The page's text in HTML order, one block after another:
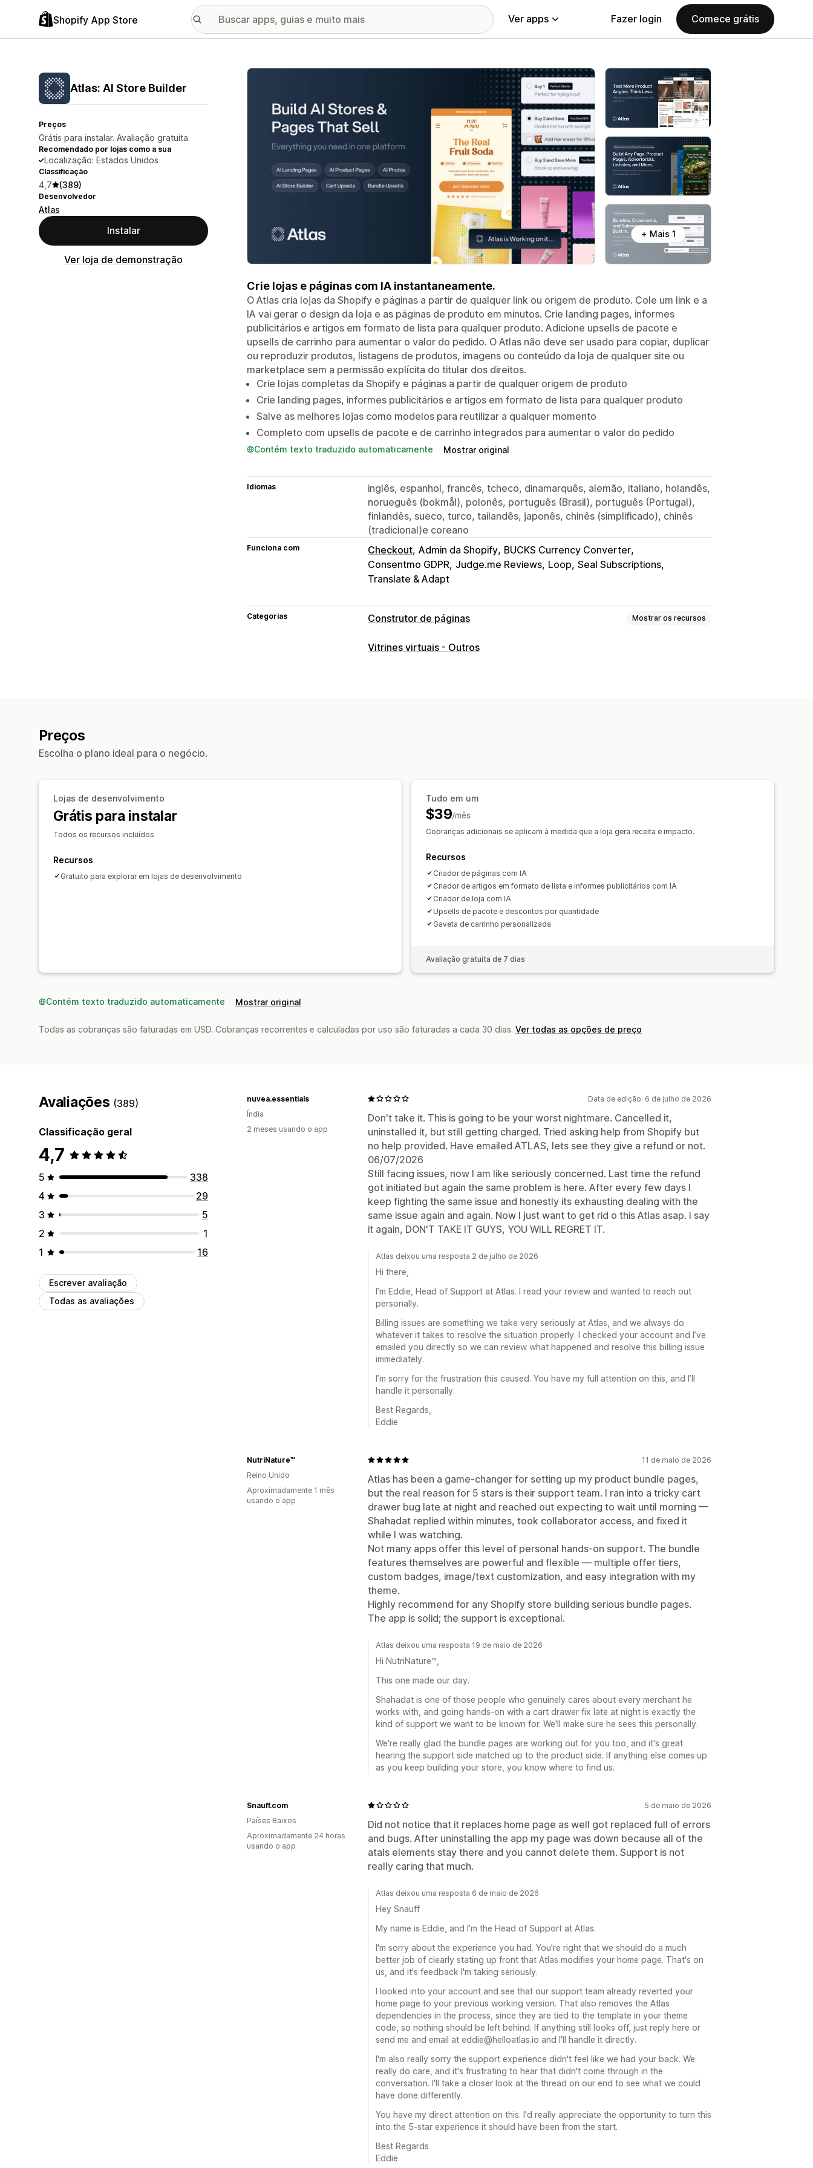
Shopify App Store Ver apps Fazer login Comece grátis
Atlas: AI Store Builder
Preços
Grátis para instalar. Avaliação gratuita.
Recomendado por lojas como a sua
Localização: Estados Unidos
Classificação
4,7 (389)
Desenvolvedor
Atlas
Instalar
Ver loja de demonstração
Galeria de imagens em destaque
+ Mais 1
Crie lojas e páginas com IA instantaneamente.
O Atlas cria lojas da Shopify e páginas a partir de qualquer link ou origem de produto. Cole um link e a
IA vai gerar o design da loja e as páginas de produto em minutos. Crie landing pages, informes
publicitários e artigos em formato de lista para qualquer produto. Adicione upsells de pacote e
upsells de carrinho para aumentar o valor do pedido. O Atlas não deve ser usado para copiar, duplicar
ou reproduzir produtos, listagens de produtos, imagens ou conteúdo da loja de qualquer site ou
marketplace sem a permissão explícita do titular dos direitos.
Crie lojas completas da Shopify e páginas a partir de qualquer origem de produto
Crie landing pages, informes publicitários e artigos em formato de lista para qualquer produto
Salve as melhores lojas como modelos para reutilizar a qualquer momento
Completo com upsells de pacote e de carrinho integrados para aumentar o valor do pedido
Contém texto traduzido automaticamente Mostrar original
Idiomas
inglês, espanhol, francês, tcheco, dinamarquês, alemão, italiano, holandês,
norueguês (bokmål), polonês, português (Brasil), português (Portugal),
finlandês, sueco, turco, tailandês, japonês, chinês (simplificado), chinês
(tradicional)e coreano
Funciona com Checkout Admin da Shopify BUCKS Currency Converter
Consentmo GDPR Judge.me Reviews Loop Seal Subscriptions
Translate & Adapt
Categorias Construtor de páginas Mostrar os recursos
Tipos de páginas
Páginas salvas
Estilos globais Fontes personalizadas
Geração por IA SEO
Insights e dicas Relatórios Análises Testes A/B Registros de atividades
Vitrines virtuais - Outros
Preços
Escolha o plano ideal para o negócio.
Lojas de desenvolvimento
Grátis para instalar
Todos os recursos incluídos
Recursos
Gratuito para explorar em lojas de desenvolvimento
Tudo em um
$39/mês
Cobranças adicionais se aplicam à medida que a loja gera receita e impacto.
Recursos
Criador de páginas com IA
Criador de artigos em formato de lista e informes publicitários com IA
Criador de loja com IA
Upsells de pacote e descontos por quantidade
Gaveta de carrinho personalizada
Avaliação gratuita de 7 dias
Contém texto traduzido automaticamente Mostrar original
Todas as cobranças são faturadas em USD. Cobranças recorrentes e calculadas por uso são faturadas a cada 30 dias. Ver todas as opções de preço
Avaliações (389)
Classificação geral
4,7
5
338
4
29
3
5
2
1
1
16
Escrever avaliação
Todas as avaliações
Data de edição: 6 de julho de 2026
Don't take it. This is going to be your worst nightmare. Cancelled it,
uninstalled it, but still getting charged. Tried asking help from Shopify but
no help provided. Have emailed ATLAS, lets see they give a refund or not.
06/07/2026
Still facing issues, now I am like seriously concerned. Last time the refund
got initiated but again the same problem is here. After every few days I
keep fighting the same issue and honestly its exhausting dealing with the
same issue again and again. Now I just want to get rid o this Atlas asap. I say
it again, DON'T TAKE IT GUYS, YOU WILL REGRET IT.
nuvea.essentials
Índia
2 meses usando o app
Atlas deixou uma resposta 2 de julho de 2026
Hi there,
I’m Eddie, Head of Support at Atlas. I read your review and wanted to reach out
personally.
Billing issues are something we take very seriously at Atlas, and we always do
whatever it takes to resolve the situation properly. I checked your account and I’ve
emailed you directly so we can review what happened and resolve this billing issue
immediately.
I’m sorry for the frustration this caused. You have my full attention on this, and I’ll
handle it personally.
Best Regards,
Eddie
11 de maio de 2026
Atlas has been a game-changer for setting up my product bundle pages,
but the real reason for 5 stars is their support team. I ran into a tricky cart
drawer bug late at night and reached out expecting to wait until morning —
Shahadat replied within minutes, took collaborator access, and fixed it
while I was watching.
Not many apps offer this level of personal hands-on support. The bundle
features themselves are powerful and flexible — multiple offer tiers,
custom badges, image/text customization, and easy integration with my
theme.
Highly recommend for any Shopify store building serious bundle pages.
The app is solid; the support is exceptional.
NutriNature™
Reino Unido
Aproximadamente 1 mês
usando o app
Atlas deixou uma resposta 19 de maio de 2026
Hi NutriNature™,
This one made our day.
Shahadat is one of those people who genuinely cares about every merchant he
works with, and going hands-on with a cart drawer fix late at night is exactly the
kind of support we want to be known for. We'll make sure he sees this personally.
We're really glad the bundle pages are working out for you too, and it's great
hearing the support side matched up to the product side. If anything else comes up
as you keep building your store, you know where to find us.
5 de maio de 2026
Did not notice that it replaces home page as well got replaced full of errors
and bugs. After uninstalling the app my page was down because all of the
atals elements stay there and you cannot delete them. Support is not
really caring that much.
Snauff.com
Países Baixos
Aproximadamente 24 horas
usando o app
Atlas deixou uma resposta 6 de maio de 2026
Hey Snauff
My name is Eddie, and I'm the Head of Support at Atlas.
I'm sorry about the experience you had. You're right that we should do a much
better job of clearly stating up front that Atlas modifies your home page. That's on
us, and it's feedback I'm taking seriously.
I looked into your account and see that our support team already reverted your
home page to your previous working version. That also removes the Atlas
dependencies in the process, since they are tied to the template in your theme
code, so nothing should be left behind. If anything still looks off, just reply here or
send me and email at eddie@helloatlas.io and I'll handle it directly.
I'm also really sorry the support experience didn't feel like we had your back. We
really do care, and it's frustrating to hear that didn't come through in the
conversation. I'll take a closer look at the thread on our end to see what we could
have done differently.
You have my direct attention on this. I'd really appreciate the opportunity to turn this
into the 5-star experience it should have been from the start.
Best Regards
Eddie